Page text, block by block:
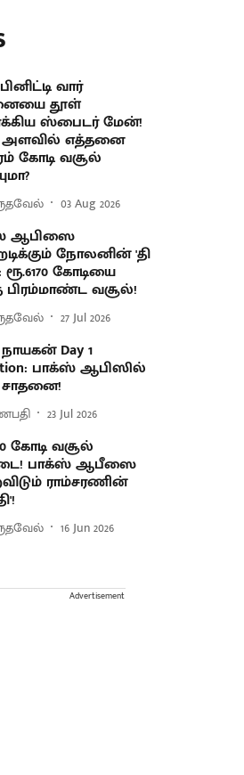
வார்
தூள்
ஸ்பைடர் மேன்!
எத்தனை
கோடி வசூல்
03 Aug 2026
ஆபிஸை
நோலனின் 'தி
ரூ.6170 கோடியை
பிரம்மாண்ட வசூல்!
27 Jul 2026
Day 1
பாக்ஸ் ஆபிஸில்
சாதனை!
23 Jul 2026
கோடி வசூல்
பாக்ஸ் ஆபீஸை
ராம்சரணின்
16 Jun 2026
Advertisement